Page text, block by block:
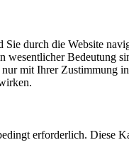
durch die Website
mit Ihrer
erforderlich. Diese